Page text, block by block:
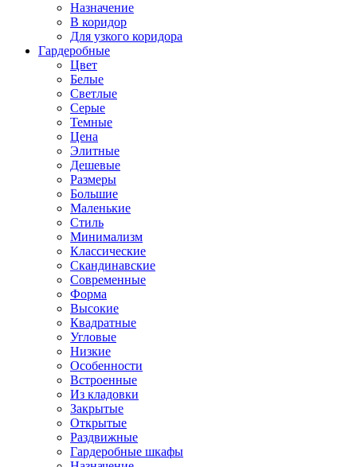
Назначение
В коридор
Для узкого коридора
Гардеробные
Цвет
Белые
Светлые
Серые
Темные
Цена
Элитные
Дешевые
Размеры
Большие
Маленькие
Стиль
Минимализм
Классические
Скандинавские
Современные
Форма
Высокие
Квадратные
Угловые
Низкие
Особенности
Встроенные
Из кладовки
Закрытые
Открытые
Раздвижные
Гардеробные шкафы